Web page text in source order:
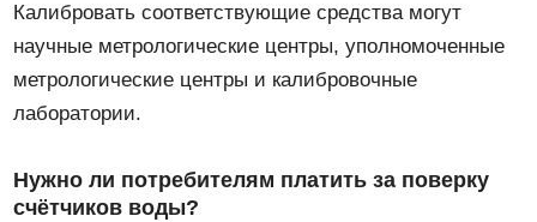
Калибровать соответствующие средства могут
научные метрологические центры, уполномоченные
метрологические центры и калибровочные
лаборатории.
Нужно ли потребителям платить за поверку
счётчиков воды?